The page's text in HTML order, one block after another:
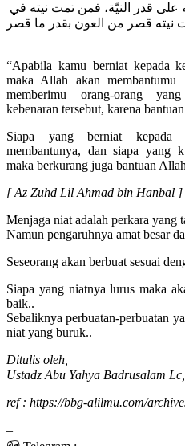
قدر النيّة، فمن تمت نيته في
نيته قصر من العون بقدر ما قصر
“Apabila kamu berniat kepada
maka Allah akan membantumu
memberimu orang-orang
kebenaran tersebut, karena
Siapa yang berniat
membantunya, dan siapa yang
maka berkurang juga bantuan
[ Az Zuhd Lil Ahmad bin Hanbal ]
Menjaga niat adalah perkara yang
Namun pengaruhnya amat besar
Seseorang akan berbuat sesuai
Siapa yang niatnya lurus maka
baik..
Sebaliknya perbuatan-perbuatan
niat yang buruk..
Ditulis oleh,
ref : https://bbg-alilmu.com/
–